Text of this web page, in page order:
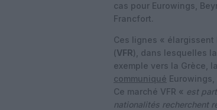
cas pour Eurowings,
Francfort.
Ces lignes «
(VFR), dans lesquelles
exemple vers la Grèce,
communiqué
Ce marché VFR « est
nationalités recherchent